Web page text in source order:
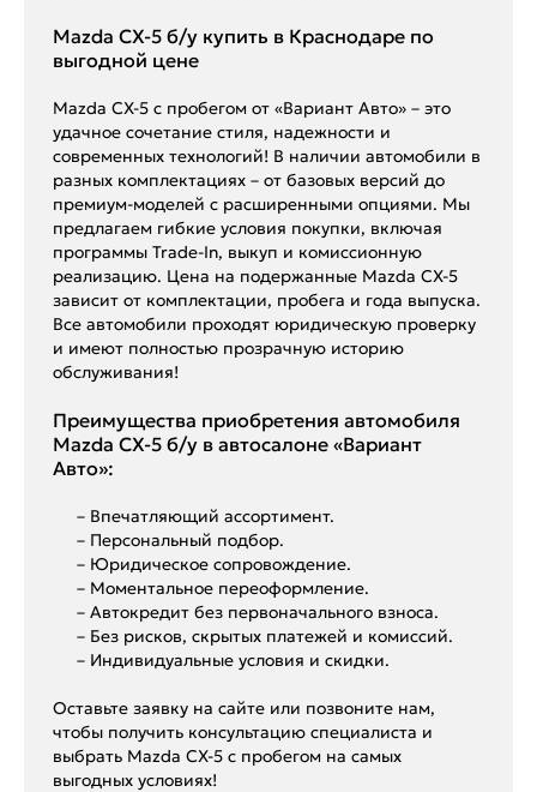
Mazda CX-5 б/у купить в Краснодаре по
выгодной цене
Mazda CX-5 с пробегом от «Вариант Авто» – это
удачное сочетание стиля, надежности и
современных технологий! В наличии автомобили в
разных комплектациях – от базовых версий до
премиум-моделей с расширенными опциями. Мы
предлагаем гибкие условия покупки, включая
программы Trade-In, выкуп и комиссионную
реализацию. Цена на подержанные Mazda CX-5
зависит от комплектации, пробега и года выпуска.
Все автомобили проходят юридическую проверку
и имеют полностью прозрачную историю
обслуживания!
Преимущества приобретения автомобиля
Mazda CX-5 б/у в автосалоне «Вариант
Авто»:
– Впечатляющий ассортимент.
– Персональный подбор.
– Юридическое сопровождение.
– Моментальное переоформление.
– Автокредит без первоначального взноса.
– Без рисков, скрытых платежей и комиссий.
– Индивидуальные условия и скидки.
Оставьте заявку на сайте или позвоните нам,
чтобы получить консультацию специалиста и
выбрать Mazda CX-5 с пробегом на самых
выгодных условиях!